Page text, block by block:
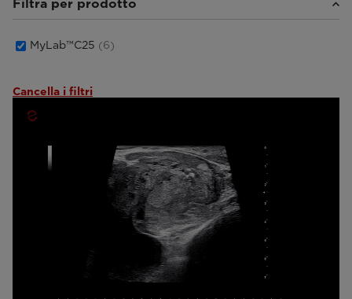
Filtra per prodotto
MyLab™C25 (6)
Cancella i filtri